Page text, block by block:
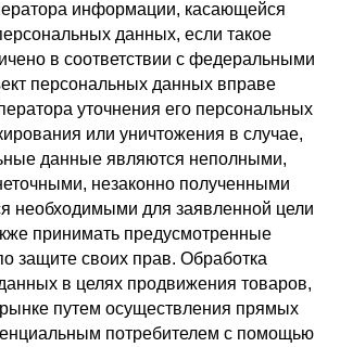
информации, касающейся
данных, если такое
в соответствии с федеральными
персональных данных вправе
уточнения его персональных
или уничтожения в случае,
данные являются неполными,
незаконно полученными
необходимыми для заявленной цели
принимать предусмотренные
защите своих прав. Обработка
в целях продвижения товаров,
рынке путем осуществления прямых
потребителем с помощью